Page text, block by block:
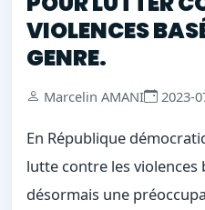
VIOLENCES
GENRE.
Marcelin AMANI 2023-
En République
lutte contre les violences
désormais une